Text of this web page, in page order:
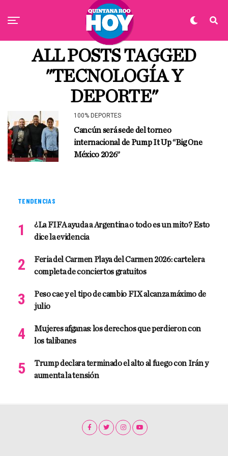
ALL POSTS TAGGED
"TECNOLOGÍA Y
DEPORTE"
100% DEPORTES
Cancún será sede del torneo
internacional de Pump It Up “Big One
México 2026”
TENDENCIAS
¿La FIFA ayuda a Argentina o todo es un mito? Esto
dice la evidencia
Feria del Carmen Playa del Carmen 2026: cartelera
completa de conciertos gratuitos
Peso cae y el tipo de cambio FIX alcanza máximo de
julio
Mujeres afganas: los derechos que perdieron con
los talibanes
Trump declara terminado el alto al fuego con Irán y
aumenta la tensión